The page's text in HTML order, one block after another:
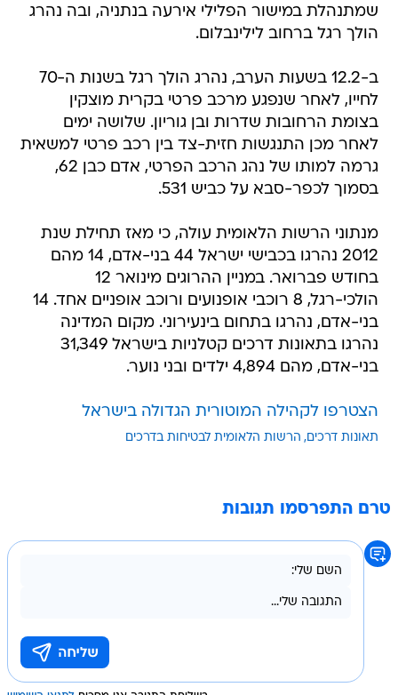
שמתנהלת במישור הפלילי אירעה בנתניה, ובה נהרג
הולך רגל ברחוב לילינבלום.
ב-12.2 בשעות הערב, נהרג הולך רגל בשנות ה-70
לחייו, לאחר שנפגע מרכב פרטי בקרית מוצקין
בצומת הרחובות שדרות ובן גוריון. שלושה ימים
לאחר מכן התנגשות חזית-צד בין רכב פרטי למשאית
גרמה למותו של נהג הרכב הפרטי, אדם כבן 62,
בסמוך לכפר-סבא על כביש 531.
מנתוני הרשות הלאומית עולה, כי מאז תחילת שנת
2012 נהרגו בכבישי ישראל 44 בני-אדם, 14 מהם
בחודש פברואר. במניין ההרוגים מינואר 12
הולכי-רגל, 8 רוכבי אופנועים ורוכב אופניים אחד. 14
בני-אדם, נהרגו בתחום בינעירוני. מקום המדינה
נהרגו בתאונות דרכים קטלניות בישראל 31,349
בני-אדם, מהם 4,894 ילדים ובני נוער.
הצטרפו לקהילה המוטורית הגדולה בישראל
תאונות דרכים הרשות הלאומית לבטיחות בדרכים
טרם התפרסמו תגובות